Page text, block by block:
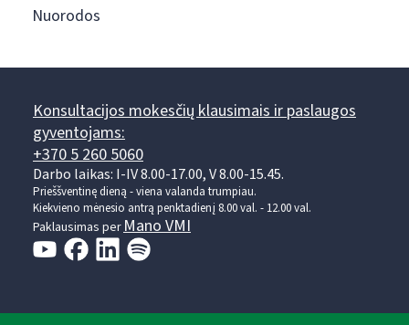
Nuorodos
Konsultacijos mokesčių klausimais ir paslaugos
gyventojams:
+370 5 260 5060
Darbo laikas: I-IV 8.00-17.00, V 8.00-15.45.
Prieššventinę dieną - viena valanda trumpiau.
Kiekvieno mėnesio antrą penktadienį 8.00 val. - 12.00 val.
Paklausimas per Mano VMI